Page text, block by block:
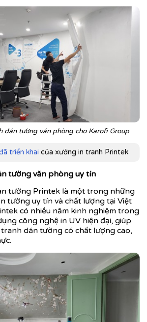
dán tường văn phòng cho Karofi Group
triển khai của xưởng in tranh Printek
tường văn phòng uy tín
tường Printek là một trong những
tường uy tín và chất lượng tại Việt
có nhiều năm kinh nghiệm trong
công nghệ in UV hiện đại, giúp
dán tường có chất lượng cao,